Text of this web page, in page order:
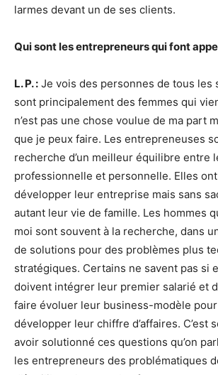
larmes devant un de ses clients.
Qui sont les entrepreneurs qui font
L. P. : Je vois des personnes de tous les
sont principalement des femmes qui
n’est pas une chose voulue de ma part
que je peux faire. Les entrepreneuses
recherche d’un meilleur équilibre entre
professionnelle et personnelle. Elles
développer leur entreprise mais sans
autant leur vie de famille. Les hommes
moi sont souvent à la recherche, dans
de solutions pour des problèmes plus
stratégiques. Certains ne savent pas si
doivent intégrer leur premier salarié et
faire évoluer leur business-modèle
développer leur chiffre d’affaires. C’est
avoir solutionné ces questions qu’on
les entrepreneurs des problématiques